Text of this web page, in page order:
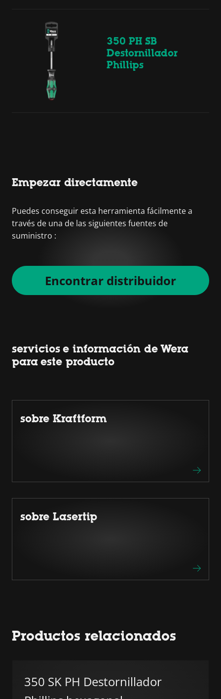
350 PH SB
Destornillador
Phillips
Empezar directamente
Puedes conseguir esta herramienta fácilmente a
través de una de las siguientes fuentes de
suministro :
Encontrar distribuidor
servicios e información de Wera
para este producto
sobre Kraftform
sobre Lasertip
Productos relacionados
350 SK PH Destornillador